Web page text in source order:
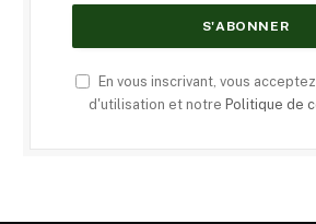
En vous inscrivant, vous
d'utilisation et notre Politique de